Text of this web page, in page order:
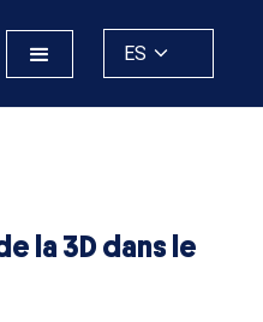
ES
la 3D dans le